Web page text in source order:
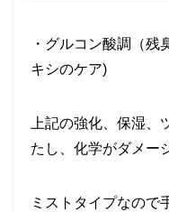
・グルコン酸調（残
キシのケア)
上記の強化、保湿
たし、化学がダメー
ミストタイプなので